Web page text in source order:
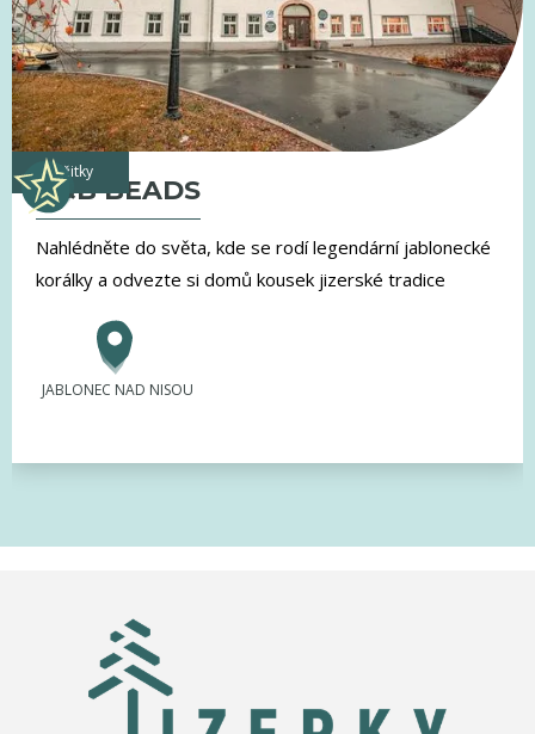
zážitky
G&B BEADS
Nahlédněte do světa, kde se rodí legendární jablonecké
korálky a odvezte si domů kousek jizerské tradice
JABLONEC NAD NISOU